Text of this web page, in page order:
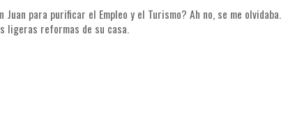
para purificar el Empleo y el Turismo? Ah no, se me olvidaba.
ligeras reformas de su casa.